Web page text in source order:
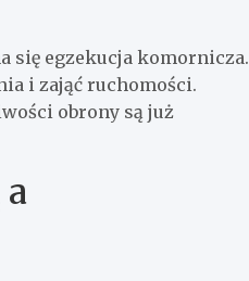
się egzekucja komornicza.
i zająć ruchomości.
obrony są już